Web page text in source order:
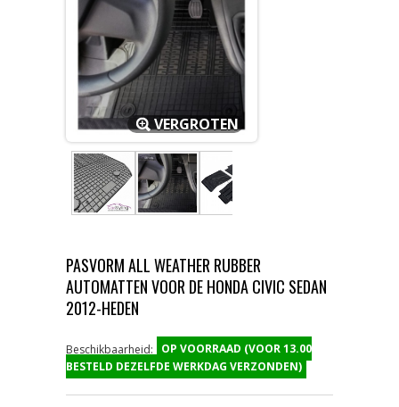
VERGROTEN
PASVORM ALL WEATHER RUBBER
AUTOMATTEN VOOR DE HONDA CIVIC SEDAN
2012-HEDEN
Beschikbaarheid:
OP VOORRAAD (VOOR 13.00
BESTELD DEZELFDE WERKDAG VERZONDEN)